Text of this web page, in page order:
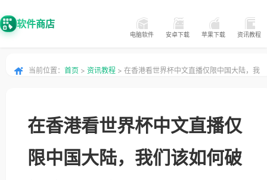
软件商店
电脑软件 安卓下载 苹果下载 资讯教程
当前位置： 首页 > 资讯教程 > 在香港看世界杯中文直播仅限中国大陆，我
在香港看世界杯中文直播仅
限中国大陆，我们该如何破